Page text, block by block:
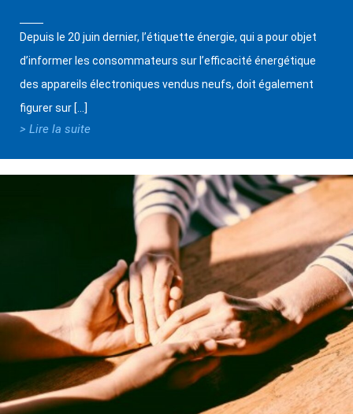
Depuis le 20 juin dernier, l’étiquette énergie, qui a pour objet
d’informer les consommateurs sur l’efficacité énergétique
des appareils électroniques vendus neufs, doit également
figurer sur […]
> Lire la suite